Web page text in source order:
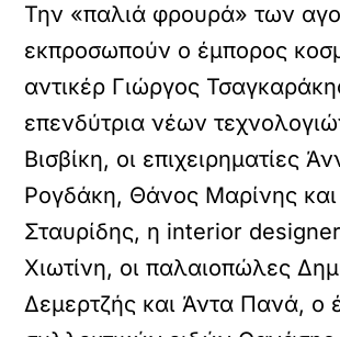
Την «παλιά φρουρά» των
εκπροσωπούν ο έμπορος
αντικέρ Γιώργος
επενδύτρια νέων
Βισβίκη, οι επιχειρηματίες
Ρογδάκη, Θάνος Μαρίνης
Σταυρίδης, η interior
Χιωτίνη, οι παλαιοπώλες
Δεμερτζής και Άντα Πανά, ο